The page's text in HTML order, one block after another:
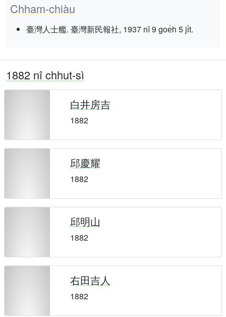
Chham-chiàu
臺灣人士艦. 臺灣新民報社, 1937 nî 9 goe̍h 5 ji̍t.
1882 nî chhut-sì
白井房吉
1882
邱慶耀
1882
邱明山
1882
右田吉人
1882